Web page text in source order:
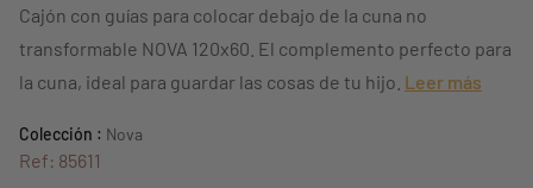
Cajón con guías para colocar debajo de la cuna no
transformable NOVA 120x60. El complemento perfecto para
la cuna, ideal para guardar las cosas de tu hijo. Leer más
Colección : Nova
Ref: 85611